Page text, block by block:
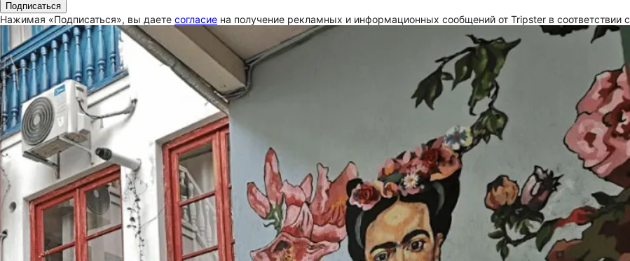
Подписаться
Нажимая «Подписаться», вы даете согласие на получение рекламных и информационных сообщений от Tripster в соответствии c